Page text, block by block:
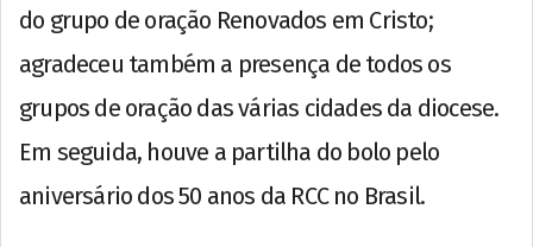
do grupo de oração Renovados em Cristo;
agradeceu também a presença de todos os
grupos de oração das várias cidades da diocese.
Em seguida, houve a partilha do bolo pelo
aniversário dos 50 anos da RCC no Brasil.